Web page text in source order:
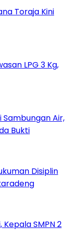
Toraja Kini
LPG 3 Kg,
Sambungan Air,
Bukti
Disiplin
SMPN 2